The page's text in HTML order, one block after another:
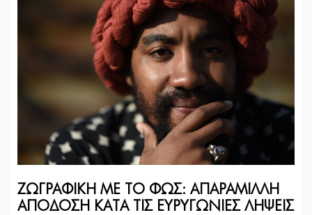
ΖΩΓΡΑΦΙΚΗ ΜΕ ΤΟ ΦΩΣ: ΑΠΑΡΑΜΙΛΛΗ
ΑΠΟΔΟΣΗ ΚΑΤΑ ΤΙΣ ΕΥΡΥΓΩΝΙΕΣ ΛΗΨΕΙΣ